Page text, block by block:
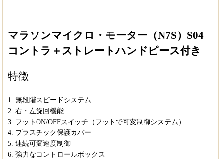
マラソンマイクロ・モーター（N7S）S04
コントラ＋ストレートハンドピース付き
特徴
1. 無段階スピードシステム
2. 右・左旋回機能
3. フットON/OFFスイッチ（フットで可変制御システム）
4. プラスチック保護カバー
5. 連続可変速度制御
6. 強力なコントロールボックス